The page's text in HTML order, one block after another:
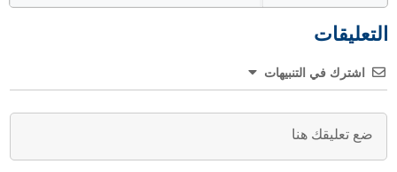
التعليقات
اشترك في التنبيهات